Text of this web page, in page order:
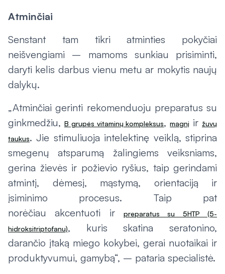
Atminčiai
Senstant tam tikri atminties pokyčiai
neišvengiami – mamoms sunkiau prisiminti,
daryti kelis darbus vienu metu ar mokytis naujų
dalykų.
„Atminčiai gerinti rekomenduoju preparatus su
ginkmedžiu, B grupės vitaminų kompleksus,magnį ir žuvų
taukus. Jie stimuliuoja intelektinę veiklą, stiprina
smegenų atsparumą žalingiems veiksniams,
gerina žievės ir požievio ryšius, taip gerindami
atmintį, dėmesį, mąstymą, orientaciją ir
įsiminimo procesus. Taip pat
norėčiau akcentuoti ir
preparatus su 5HTP (5-
hidroksitriptofanu), kuris skatina seratonino,
darančio įtaką miego kokybei, gerai nuotaikai ir
produktyvumui, gamybą“, – pataria specialistė.